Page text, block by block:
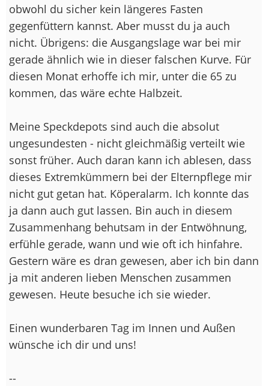
obwohl du sicher kein längeres Fasten
gegenfüttern kannst. Aber musst du ja auch
nicht. Übrigens: die Ausgangslage war bei mir
gerade ähnlich wie in dieser falschen Kurve. Für
diesen Monat erhoffe ich mir, unter die 65 zu
kommen, das wäre echte Halbzeit.
Meine Speckdepots sind auch die absolut
ungesundesten - nicht gleichmäßig verteilt wie
sonst früher. Auch daran kann ich ablesen, dass
dieses Extremkümmern bei der Elternpflege mir
nicht gut getan hat. Köperalarm. Ich konnte das
ja dann auch gut lassen. Bin auch in diesem
Zusammenhang behutsam in der Entwöhnung,
erfühle gerade, wann und wie oft ich hinfahre.
Gestern wäre es dran gewesen, aber ich bin dann
ja mit anderen lieben Menschen zusammen
gewesen. Heute besuche ich sie wieder.
Einen wunderbaren Tag im Innen und Außen
wünsche ich dir und uns!
--